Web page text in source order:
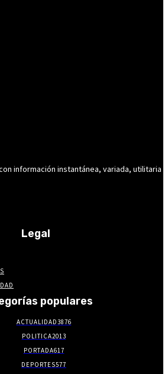
información instantánea, variada, utilitaria
Legal
populares
ACTUALIDAD3876
POLITICA2013
PORTADA617
DEPORTES577